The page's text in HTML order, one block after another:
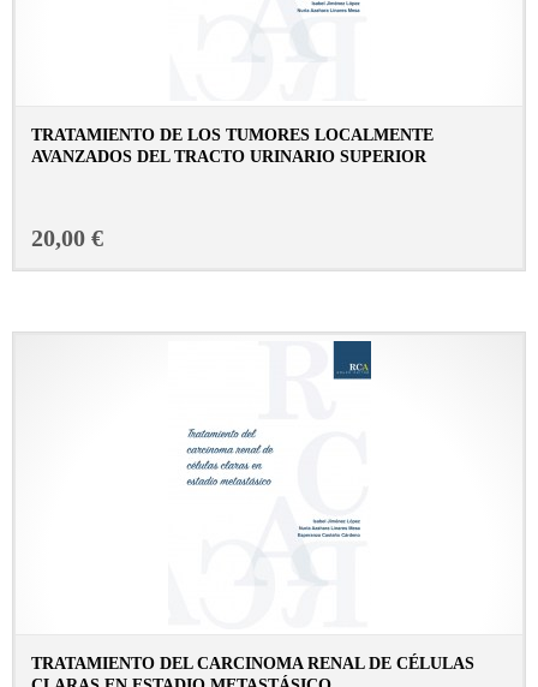
TRATAMIENTO DE LOS TUMORES LOCALMENTE
AVANZADOS DEL TRACTO URINARIO SUPERIOR
20,00 €
TRATAMIENTO DEL CARCINOMA RENAL DE CÉLULAS